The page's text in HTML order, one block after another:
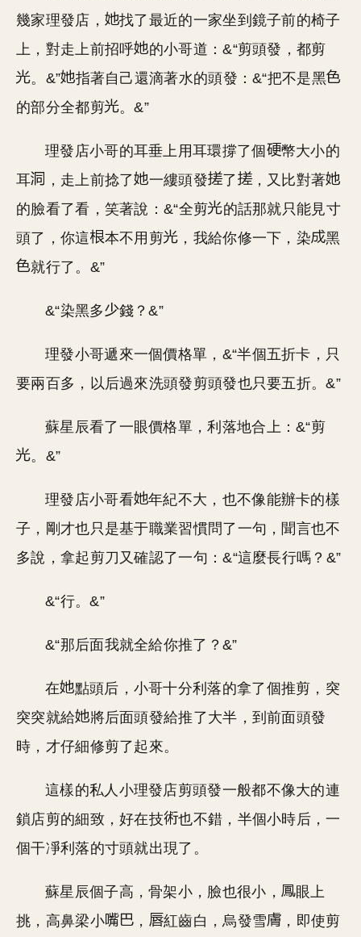
幾家理發店，
找了最近的一家坐到鏡子前的椅子
上，對走上前招呼
的小哥道：&“剪頭發，都剪
。&”
指著自己還滴著水的頭發：&“把不是黑
的部分全都剪
。&”
理發店小哥的耳垂上用耳環撐了個
幣大小的
耳
，走上前捻了 一縷頭發 了
，又比對著
的臉看了看，笑著說：&“全剪
的話那就只能見寸
頭了，你這
本不用剪 ，我給你修一下，染
黑
就行了。&”
&“染黑多 錢？&”
理發小哥遞來一個價格單，&“半個五折卡，只
要兩百多，以后過來洗頭發剪頭發也只要五折。&”
蘇星辰看了一眼價格單，利落地合上：&“剪
。&”
理發店小哥看
年紀不大，也不像能辦卡的樣
子，剛才也只是基于職業習慣問了一句，聞言也不
多說，拿起剪刀又確認了一句：&“這麼長行嗎？&”
&“行。&”
&“那后面我就全給你推了？&”
在
點頭后，小哥十分利落的拿了個推剪，突
突突就給
將后面頭發給推了大半，到前面頭發
時，才仔細修剪了起來。
這樣的私人小理發店剪頭發一般都不像大的連
鎖店剪的細致，好在技
也不錯，半個小時后，一
個干凈利落的寸頭就出現了。
蘇星辰個子高，骨架小，臉也很小，
眼上
挑，高鼻梁小
， 紅齒白，烏發雪 ，即使剪